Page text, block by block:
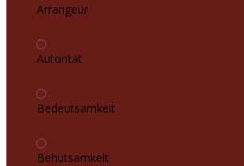
Arrangeur
Autorität
Bedeutsamkeit
Behutsamkeit